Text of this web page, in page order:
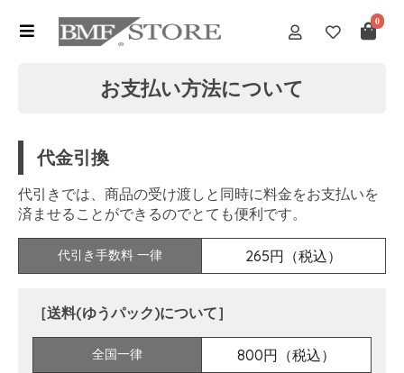
0
お支払い方法について
代金引換
代引きでは、商品の受け渡しと同時に料金をお支払いを
済ませることができるのでとても便利です。
代引き手数料 一律 265円（税込）
［送料(ゆうパック)について］
全国一律 800円（税込）